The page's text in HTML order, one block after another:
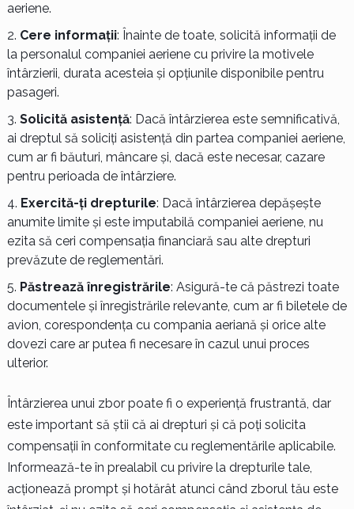
aeriene.
Cere informații: Înainte de toate, solicită informații de
la personalul companiei aeriene cu privire la motivele
întârzierii, durata acesteia și opțiunile disponibile pentru
pasageri.
Solicită asistență: Dacă întârzierea este semnificativă,
ai dreptul să soliciți asistență din partea companiei aeriene,
cum ar fi băuturi, mâncare și, dacă este necesar, cazare
pentru perioada de întârziere.
Exercită-ți drepturile: Dacă întârzierea depășește
anumite limite și este imputabilă companiei aeriene, nu
ezita să ceri compensația financiară sau alte drepturi
prevăzute de reglementări.
Păstrează înregistrările: Asigură-te că păstrezi toate
documentele și înregistrările relevante, cum ar fi biletele de
avion, corespondența cu compania aeriană și orice alte
dovezi care ar putea fi necesare în cazul unui proces
ulterior.
Întârzierea unui zbor poate fi o experiență frustrantă, dar
este important să știi că ai drepturi și că poți solicita
compensații în conformitate cu reglementările aplicabile.
Informează-te în prealabil cu privire la drepturile tale,
acționează prompt și hotărât atunci când zborul tău este